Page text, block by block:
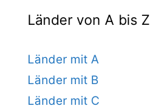
Länder von A bis Z
Länder mit A
Länder mit B
Länder mit C